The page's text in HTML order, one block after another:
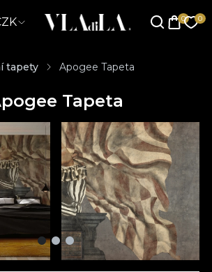
tapety Apogee Tapeta
Tapeta